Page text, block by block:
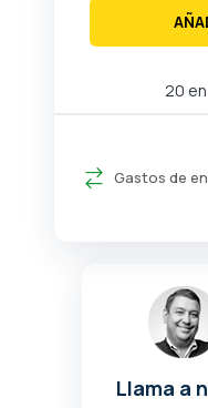
20
Gastos de
Llama a